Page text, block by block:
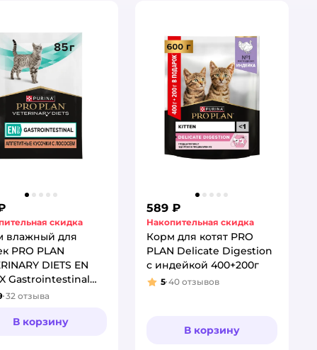
скидка
влажный для
PRO PLAN
DIETS EN
Gastrointestinal
лососем
32 отзыва
В корзину
589 ₽
Накопительная скидка
Корм для котят PRO
PLAN Delicate Digestion
с индейкой 400+200г
Рейтинг:
5 40 отзывов
В корзину